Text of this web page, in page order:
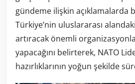
gündeme ilişkin açıklamalarda
Türkiye’nin uluslararası
artıracak önemli
yapacağını belirterek, NATO
hazırlıklarının yoğun şekilde